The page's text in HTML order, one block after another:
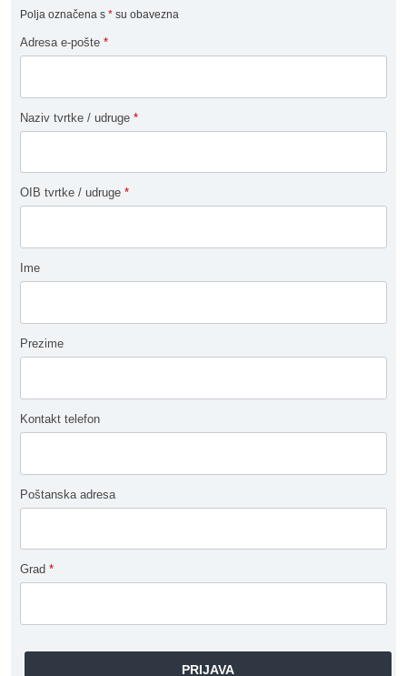
Polja označena s * su obavezna
Adresa e-pošte *
Naziv tvrtke / udruge *
OIB tvrtke / udruge *
Ime
Prezime
Kontakt telefon
Poštanska adresa
Grad *